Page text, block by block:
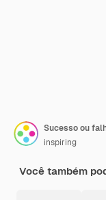
inspiring
Você também